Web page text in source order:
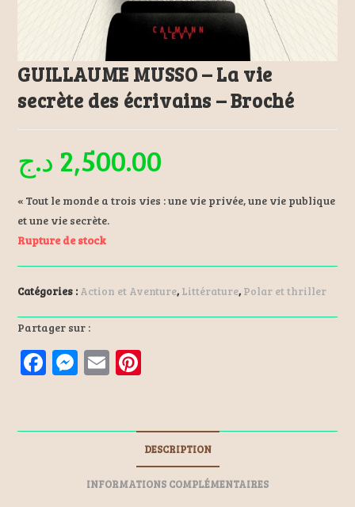
GUILLAUME MUSSO – La vie
secrète des écrivains – Broché
2,500.00 د.ج
« Tout le monde a trois vies : une vie privée, une vie publique
et une vie secrète.
Rupture de stock
Catégories : Action et Aventure, Littérature, Polar et thriller
Partager sur :
F
b
M
n
r
E
l es
tDESCRIPTION
INFORMATIONS COMPLÉMENTAIRES